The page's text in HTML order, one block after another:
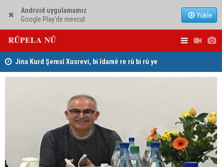
Android uygulamamız
Google Play'de mevcut
Yükle
Jina Kurd Şemsî Xusrevi, bi îdamê re rû bi rû ye
hewldana